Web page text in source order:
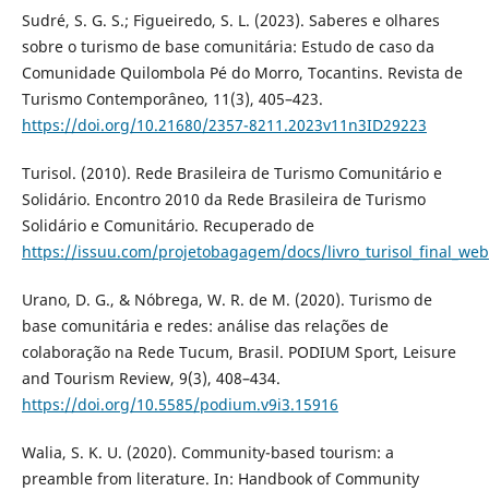
Sudré, S. G. S.; Figueiredo, S. L. (2023). Saberes e olhares
sobre o turismo de base comunitária: Estudo de caso da
Comunidade Quilombola Pé do Morro, Tocantins. Revista de
Turismo Contemporâneo, 11(3), 405–423.
https://doi.org/10.21680/2357-8211.2023v11n3ID29223
Turisol. (2010). Rede Brasileira de Turismo Comunitário e
Solidário. Encontro 2010 da Rede Brasileira de Turismo
Solidário e Comunitário. Recuperado de
https://issuu.com/projetobagagem/docs/livro_turisol_final_web
Urano, D. G., & Nóbrega, W. R. de M. (2020). Turismo de
base comunitária e redes: análise das relações de
colaboração na Rede Tucum, Brasil. PODIUM Sport, Leisure
and Tourism Review, 9(3), 408–434.
https://doi.org/10.5585/podium.v9i3.15916
Walia, S. K. U. (2020). Community-based tourism: a
preamble from literature. In: Handbook of Community